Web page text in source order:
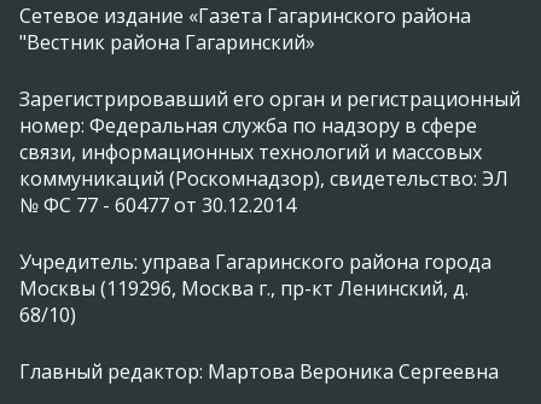
Сетевое издание «Газета Гагаринского района
"Вестник района Гагаринский»
Зарегистрировавший его орган и регистрационный
номер: Федеральная служба по надзору в сфере
связи, информационных технологий и массовых
коммуникаций (Роскомнадзор), свидетельство: ЭЛ
№ ФС 77 - 60477 от 30.12.2014
Учредитель: управа Гагаринского района города
Москвы (119296, Москва г., пр-кт Ленинский, д.
68/10)
Главный редактор: Мартова Вероника Сергеевна